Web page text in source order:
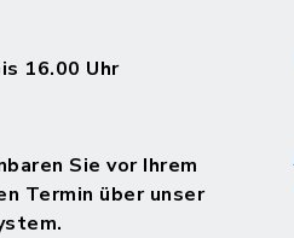
16.00 Uhr
Sie vor Ihrem
Termin über unser